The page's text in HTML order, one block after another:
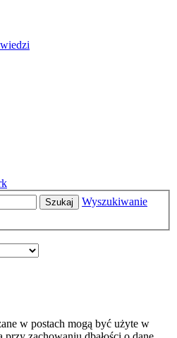
Szukaj
Wyszukiwanie
w postach mogą być użyte w